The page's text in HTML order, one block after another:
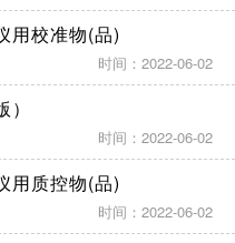
用校准物(品)
时间：2022-06-02
时间：2022-06-02
用质控物(品)
时间：2022-06-02